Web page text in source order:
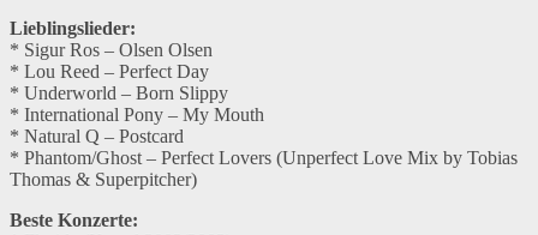
Lieblingslieder:
* Sigur Ros – Olsen Olsen
* Lou Reed – Perfect Day
* Underworld – Born Slippy
* International Pony – My Mouth
* Natural Q – Postcard
* Phantom/Ghost – Perfect Lovers (Unperfect Love Mix by Tobias
Thomas & Superpitcher)
Beste Konzerte: